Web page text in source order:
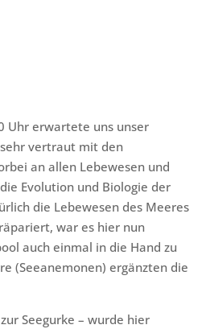
Uhr erwartete uns unser
vertraut mit den
an allen Lebewesen und
Evolution und Biologie der
die Lebewesen des Meeres
war es hier nun
auch einmal in die Hand zu
(Seeanemonen) ergänzten die
Seegurke – wurde hier